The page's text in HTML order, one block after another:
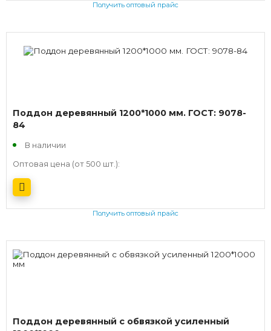
Получить оптовый прайс
Поддон деревянный 1200*1000 мм. ГОСТ: 9078-
84
В наличии
Оптовая цена (от 500 шт.):
Получить оптовый прайс
Поддон деревянный с обвязкой усиленный